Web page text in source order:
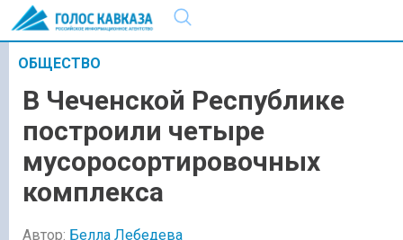
ОБЩЕСТВО
В Чеченской Республике
построили четыре
мусоросортировочных
комплекса
Автор: Белла Лебедева